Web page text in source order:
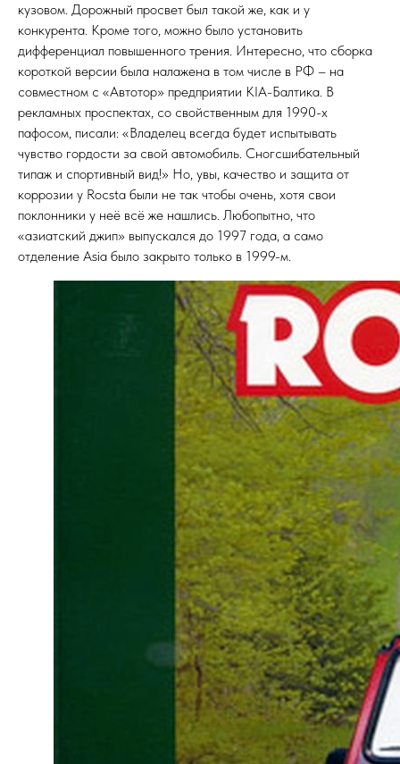
кузовом. Дорожный просвет был такой же, как и у
конкурента. Кроме того, можно было установить
дифференциал повышенного трения. Интересно, что сборка
короткой версии была налажена в том числе в РФ – на
совместном с «Автотор» предприятии KIA-Балтика. В
рекламных проспектах, со свойственным для 1990-х
пафосом, писали: «Владелец всегда будет испытывать
чувство гордости за свой автомобиль. Сногсшибательный
типаж и спортивный вид!» Но, увы, качество и защита от
коррозии у Rocsta были не так чтобы очень, хотя свои
поклонники у неё всё же нашлись. Любопытно, что
«азиатский джип» выпускался до 1997 года, а само
отделение Asia было закрыто только в 1999-м.